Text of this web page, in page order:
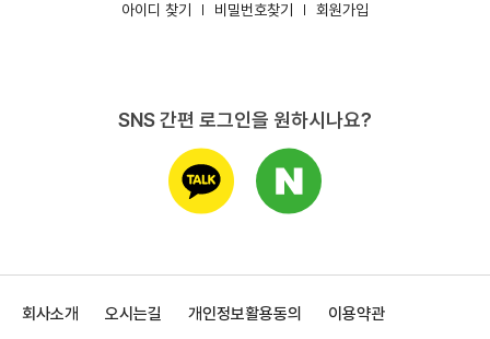
아이디 찾기 비밀번호찾기 회원가입
SNS 간편 로그인을 원하시나요?
회사소개 오시는길 개인정보활용동의 이용약관